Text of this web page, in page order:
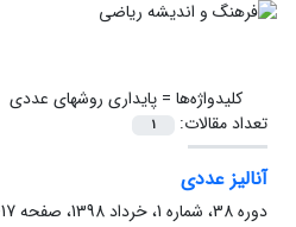
کلیدواژه‌ها =پایداری روشهای عددی
تعداد مقالات:
1
آنالیز عددی
دوره 38، شماره 1، خرداد 1398، صفحه
17-39